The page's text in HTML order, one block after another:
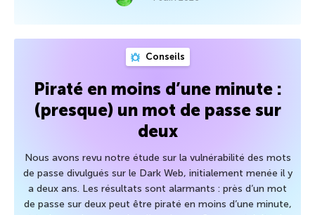
Conseils
Piraté en moins d’une minute :
(presque) un mot de passe sur
deux
Nous avons revu notre étude sur la vulnérabilité des mots
de passe divulgués sur le Dark Web, initialement menée il y
a deux ans. Les résultats sont alarmants : près d’un mot
de passe sur deux peut être piraté en moins d’une minute,